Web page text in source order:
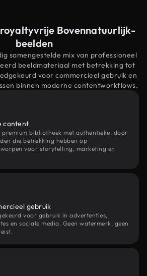
Bovennatuurlijk-
beelden
samengestelde mix van professioneel
beeldmateriaal met betrekking tot
voor commercieel gebruik en
binnen moderne contentworkflows.
content
bibliotheek met authentieke, door
die betrekking hebben op
voor storytelling, marketing en
gebruik
voor gebruik in advertenties,
en sociale media. Geen watermerk, geen